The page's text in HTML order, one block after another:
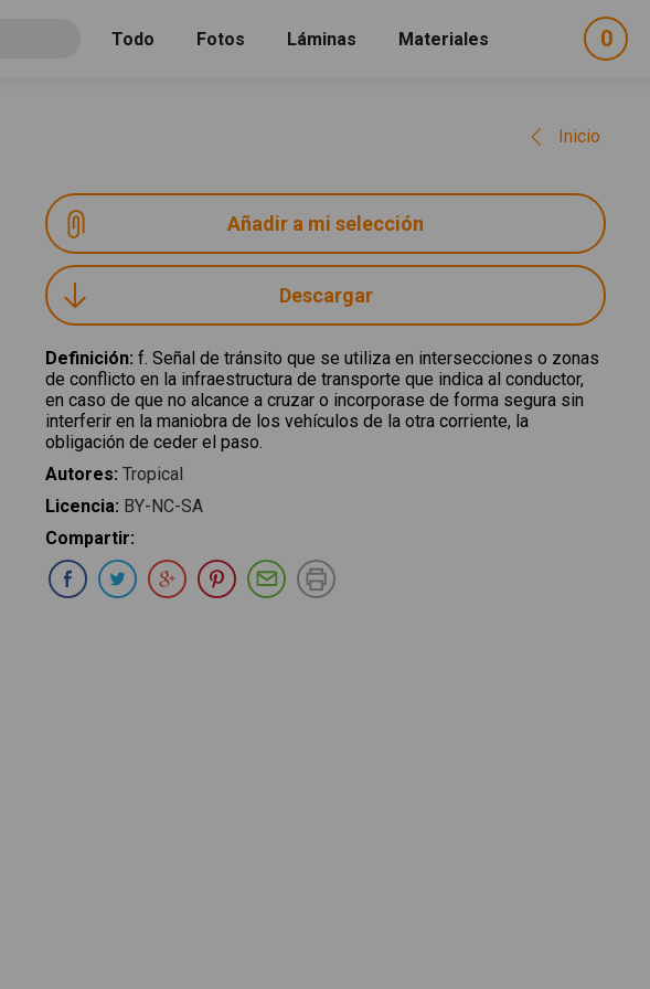
Todo Fotos Láminas Materiales 0
Inicio
Descargar
Definición: f. Señal de tránsito que se utiliza en intersecciones o zonas
de conflicto en la infraestructura de transporte que indica al conductor,
en caso de que no alcance a cruzar o incorporase de forma segura sin
interferir en la maniobra de los vehículos de la otra corriente, la
obligación de ceder el paso.
Autores: Tropical
Licencia: BY-NC-SA
Compartir:
Compartir en Facebook
Compartir en Twitter
Compartir en Google Plus
Compartir en Pinterest
Compartir por E-mail